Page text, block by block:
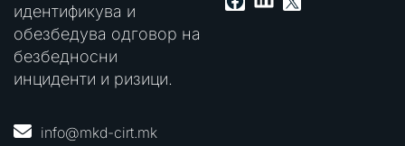
идентификува и
обезбедува одговор на
безбедносни
инциденти и ризици.
info@mkd-cirt.mk